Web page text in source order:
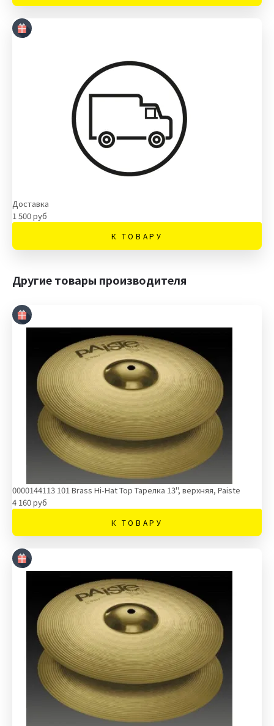
Доставка
1 500 руб
К ТОВАРУ
Другие товары производителя
0000144113 101 Brass Hi-Hat Top Тарелка 13'', верхняя, Paiste
4 160 руб
К ТОВАРУ